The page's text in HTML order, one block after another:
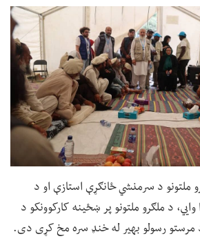
ملتونو د سرمنشي ځانګړې استازې او د
وايي، د ملګرو ملتونو پر ښځینه کارکوونکو د
د مرستو رسولو بهیر له خنډ سره مخ کړی دی.